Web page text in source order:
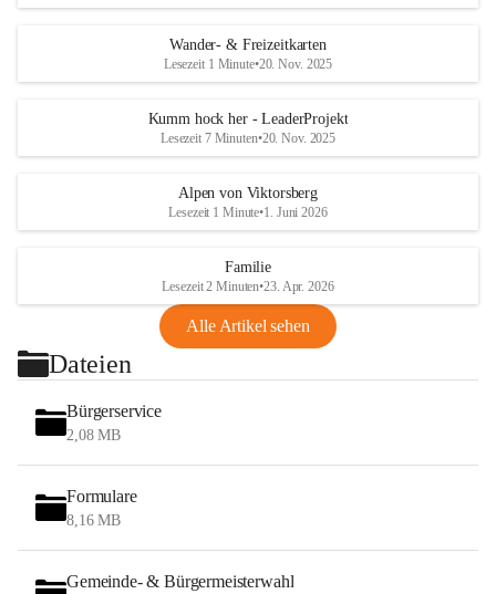
Wander- & Freizeitkarten
Lesezeit 1 Minute•20. Nov. 2025
Kumm hock her - LeaderProjekt
Lesezeit 7 Minuten•20. Nov. 2025
Alpen von Viktorsberg
Lesezeit 1 Minute•1. Juni 2026
Familie
Lesezeit 2 Minuten•23. Apr. 2026
Alle Artikel sehen
Dateien
Bürgerservice
2,08 MB
Formulare
8,16 MB
Gemeinde- & Bürgermeisterwahl